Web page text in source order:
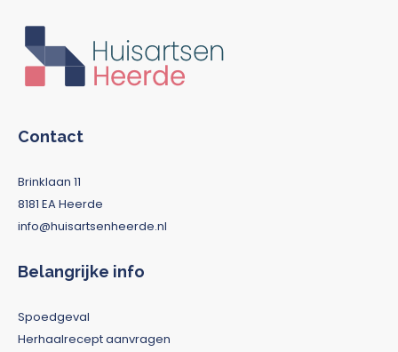
Contact
Brinklaan 11
8181 EA Heerde
info@huisartsenheerde.nl
Belangrijke info
Spoedgeval
Herhaalrecept aanvragen